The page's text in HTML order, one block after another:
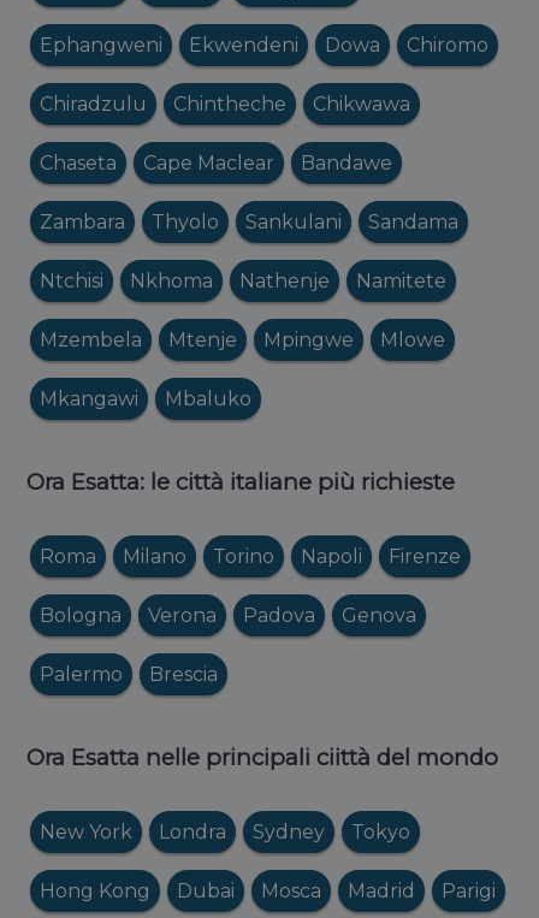
Ephangweni Ekwendeni Dowa Chiromo
Chiradzulu Chintheche Chikwawa
Chaseta Cape Maclear Bandawe
Zambara Thyolo Sankulani Sandama
Ntchisi Nkhoma Nathenje Namitete
Mzembela Mtenje Mpingwe Mlowe
Mkangawi Mbaluko
Ora Esatta: le città italiane più richieste
Roma Milano Torino Napoli Firenze
Bologna Verona Padova Genova
Palermo Brescia
Ora Esatta nelle principali ciittà del mondo
New York Londra Sydney Tokyo
Hong Kong Dubai Mosca Madrid Parigi